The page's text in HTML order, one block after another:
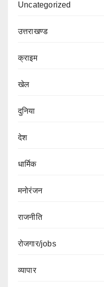
Uncategorized
उत्तराखण्ड
क्राइम
खेल
दुनिया
देश
धार्मिक
मनोरंजन
राजनीति
रोजगार/jobs
व्यापार